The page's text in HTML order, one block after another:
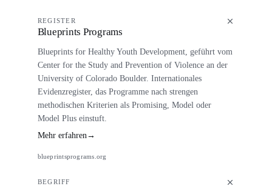
REGISTER
Blueprints Programs
Blueprints for Healthy Youth Development, geführt vom
Center for the Study and Prevention of Violence an der
University of Colorado Boulder. Internationales
Evidenzregister, das Programme nach strengen
methodischen Kriterien als Promising, Model oder
Model Plus einstuft.
Mehr erfahren→
blueprintsprograms.org
BEGRIFF